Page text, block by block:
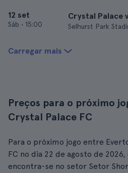
12 set
Sáb • 15:00
Crystal Palace
Selhurst Park
Carregar mais
Preços para o próximo
Crystal Palace FC
Para o próximo jogo entre
FC no dia 22 de agosto de
encontra-se no setor Setor